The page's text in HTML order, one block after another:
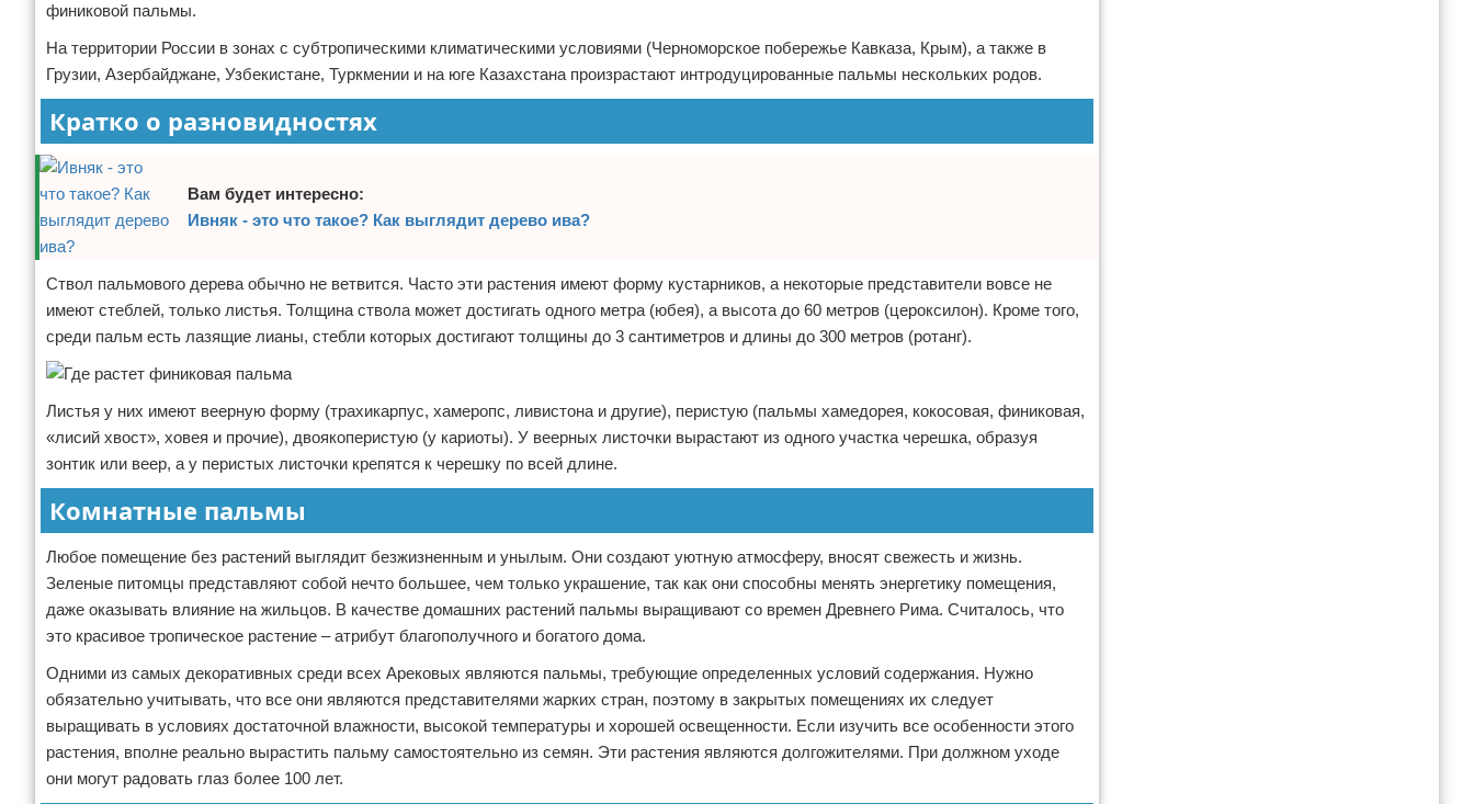
финиковой пальмы.
На территории России в зонах с субтропическими климатическими условиями (Черноморское побережье Кавказа, Крым), а также в
Грузии, Азербайджане, Узбекистане, Туркмении и на юге Казахстана произрастают интродуцированные пальмы нескольких родов.
Кратко о разновидностях
Вам будет интересно:
Ивняк - это что такое? Как выглядит дерево ива?
Ствол пальмового дерева обычно не ветвится. Часто эти растения имеют форму кустарников, а некоторые представители вовсе не
имеют стеблей, только листья. Толщина ствола может достигать одного метра (юбея), а высота до 60 метров (цероксилон). Кроме того,
среди пальм есть лазящие лианы, стебли которых достигают толщины до 3 сантиметров и длины до 300 метров (ротанг).
Листья у них имеют веерную форму (трахикарпус, хамеропс, ливистона и другие), перистую (пальмы хамедорея, кокосовая, финиковая,
«лисий хвост», ховея и прочие), двоякоперистую (у кариоты). У веерных листочки вырастают из одного участка черешка, образуя
зонтик или веер, а у перистых листочки крепятся к черешку по всей длине.
Комнатные пальмы
Любое помещение без растений выглядит безжизненным и унылым. Они создают уютную атмосферу, вносят свежесть и жизнь.
Зеленые питомцы представляют собой нечто большее, чем только украшение, так как они способны менять энергетику помещения,
даже оказывать влияние на жильцов. В качестве домашних растений пальмы выращивают со времен Древнего Рима. Считалось, что
это красивое тропическое растение – атрибут благополучного и богатого дома.
Одними из самых декоративных среди всех Арековых являются пальмы, требующие определенных условий содержания. Нужно
обязательно учитывать, что все они являются представителями жарких стран, поэтому в закрытых помещениях их следует
выращивать в условиях достаточной влажности, высокой температуры и хорошей освещенности. Если изучить все особенности этого
растения, вполне реально вырастить пальму самостоятельно из семян. Эти растения являются долгожителями. При должном уходе
они могут радовать глаз более 100 лет.